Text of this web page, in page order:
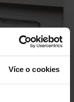
Více o cookies